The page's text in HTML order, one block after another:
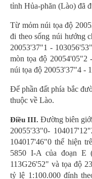
tỉnh Hủa-phăn (Lào) đã
Từ mỏm núi tọa độ
đi theo sống núi hướng
20053'37"1 -
mòn tọa độ 20054'05"2
núi tọa độ 20053'37"4 -
Để phần đất phía bắc
thuộc về Lào.
Điều III. Đường biên
20055'33"0-
104017'46"0 thể hiện
5850 I-A của đoạn E
113G26'52" và tọa độ
tỷ lệ 1:100.000 đính